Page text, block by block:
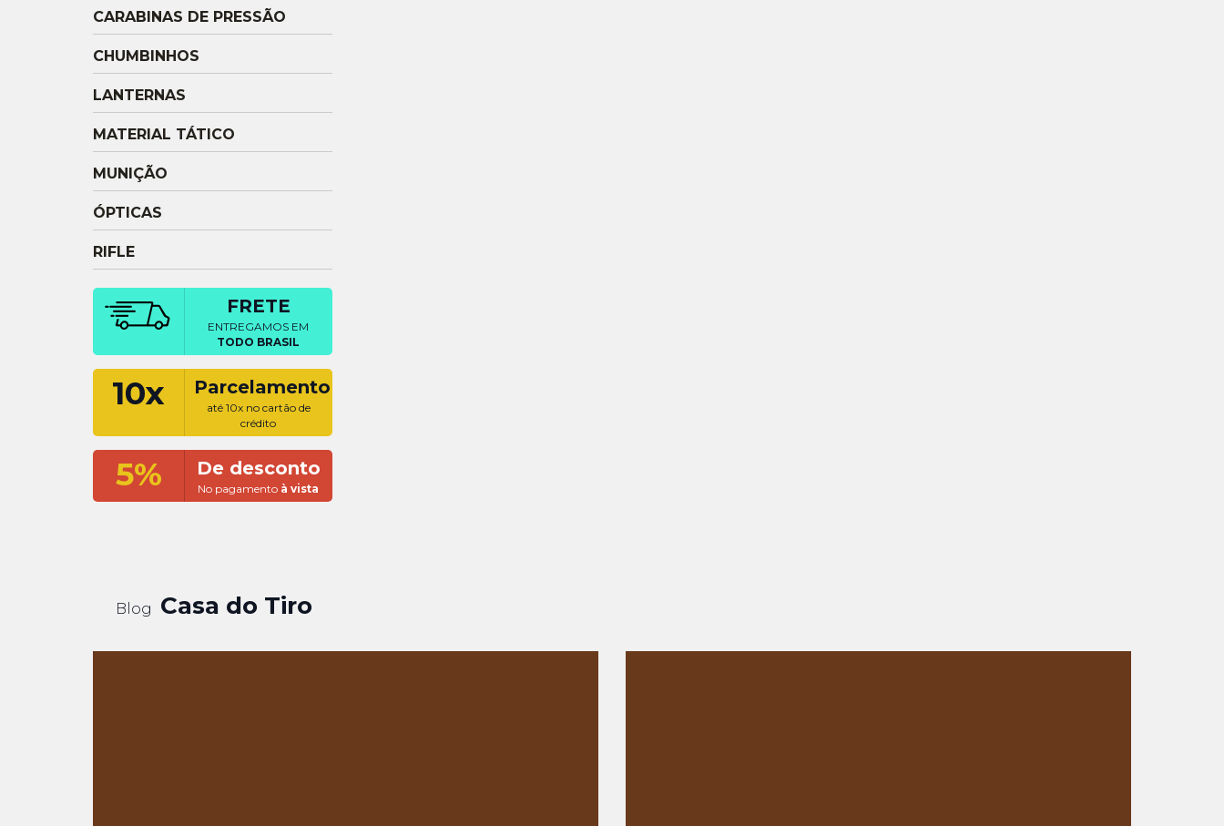
CARABINAS DE PRESSÃO
CHUMBINHOS
LANTERNAS
MATERIAL TÁTICO
MUNIÇÃO
ÓPTICAS
RIFLE
FRETE
ENTREGAMOS EM
TODO BRASIL
10x Parcelamento
até 10x no cartão de
crédito
5% De desconto
No pagamento à vista
Blog Casa do Tiro